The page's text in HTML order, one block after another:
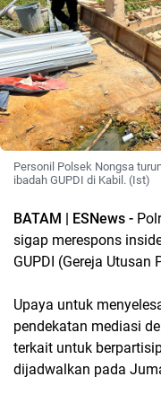
Personil Polsek Nongsa
ibadah GUPDI di Kabil. (Ist)
BATAM | ESNews -
sigap merespons
GUPDI (Gereja
Upaya untuk
pendekatan mediasi
terkait untuk
dijadwalkan pada